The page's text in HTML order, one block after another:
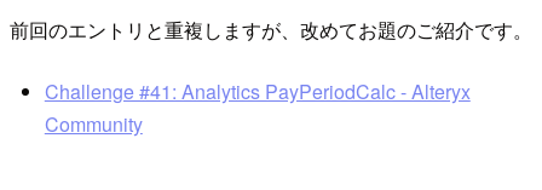
前回のエントリと重複しますが、改めてお題のご紹介です。
Challenge #41: Analytics PayPeriodCalc - Alteryx
Community